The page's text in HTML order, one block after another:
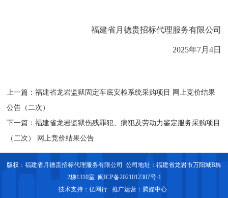
福建省月德贵招标代理服务有限公司
2025年7月 4日
上一篇：福建省龙岩监狱固定车底安检系统采购项目 网上竞价结果
公告（二次）
下一篇：福建省龙岩监狱伤残罪犯、病犯及劳动力鉴定服务采购项目
（二次） 网上竞价结果公告
版权：福建省月德贵招标代理服务有限公司 公司地址：福建省龙岩市万阳城B栋
2梯1310室 闽ICP备2021012307号-1
技术支持： 亿网行 推广运营： 腾媒中心